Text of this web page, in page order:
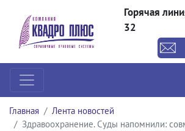
Горячая
32
Главная
Лента новостей
Здравоохранение. Суды напомнили: